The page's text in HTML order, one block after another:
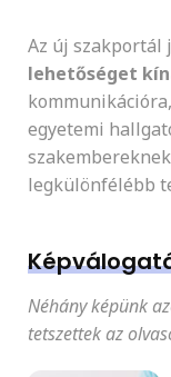
Az új szakportál
lehetőséget
egyetemi
legkülönfélébb
Néhány képünk
tetszettek az